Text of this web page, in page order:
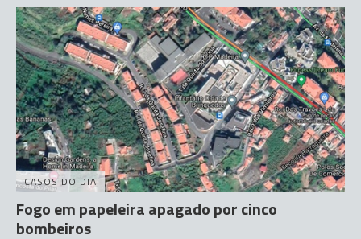
CASOS DO DIA
Fogo em papeleira apagado por cinco
bombeiros